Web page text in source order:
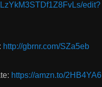
edit?
http://gbrnr.com/SZa5eb
https://amzn.to/2HB4YA6